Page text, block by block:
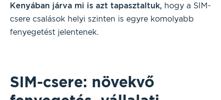
Kenyában járva mi is azt tapasztaltuk, hogy a SIM-
csere csalások helyi szinten is egyre komolyabb
fenyegetést jelentenek.
SIM-csere: növekvő